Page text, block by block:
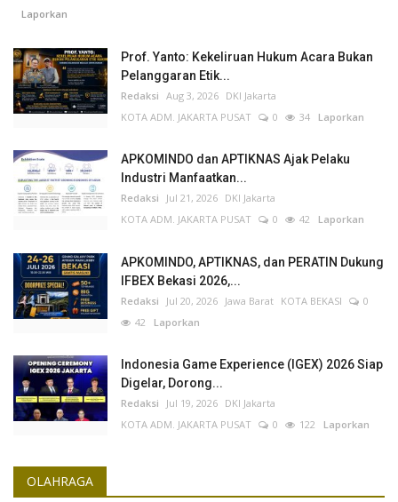
Laporkan
Prof. Yanto: Kekeliruan Hukum Acara Bukan
Pelanggaran Etik...
Redaksi Aug 3, 2026 DKI Jakarta
KOTA ADM. JAKARTA PUSAT
0 34 Laporkan
APKOMINDO dan APTIKNAS Ajak Pelaku
Industri Manfaatkan...
Redaksi Jul 21, 2026 DKI Jakarta
KOTA ADM. JAKARTA PUSAT
0 42 Laporkan
APKOMINDO, APTIKNAS, dan PERATIN Dukung
IFBEX Bekasi 2026,...
Redaksi Jul 20, 2026 Jawa Barat KOTA BEKASI
0
42 Laporkan
Indonesia Game Experience (IGEX) 2026 Siap
Digelar, Dorong...
Redaksi Jul 19, 2026 DKI Jakarta
KOTA ADM. JAKARTA PUSAT
0 122 Laporkan
OLAHRAGA